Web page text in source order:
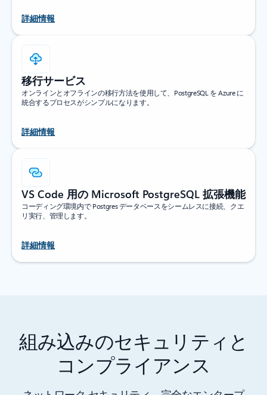
詳細情報
移行サービス
オンラインとオフラインの移行方法を使用して、PostgreSQL を Azure に
統合するプロセスがシンプルになります。
詳細情報
VS Code 用の Microsoft PostgreSQL 拡張機能
コーディング環境内で Postgres データベースをシームレスに接続、クエ
リ実行、管理します。
詳細情報
組み込みのセキュリティと
コンプライアンス